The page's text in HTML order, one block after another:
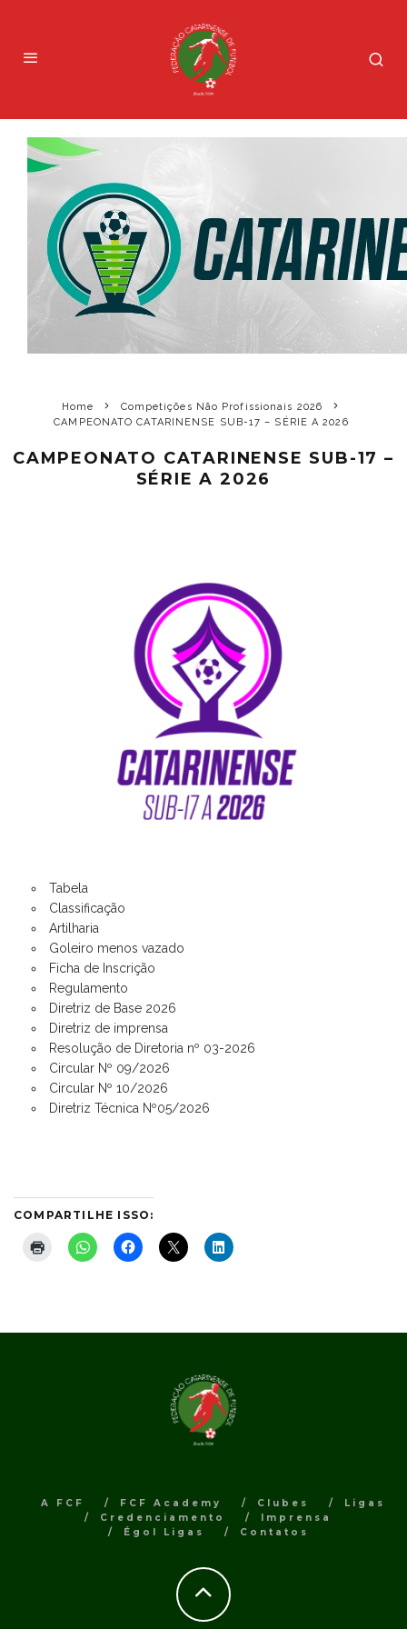
Home
Competições Não Profissionais 2026
CAMPEONATO CATARINENSE SUB-17 – SÉRIE A 2026
CAMPEONATO CATARINENSE SUB-17 –
SÉRIE A 2026
Tabela
Classificação
Artilharia
Goleiro menos vazado
Ficha de Inscrição
Regulamento
Diretriz de Base 2026
Diretriz de imprensa
Resolução de Diretoria nº 03-2026
Circular Nº 09/2026
Circular Nº 10/2026
Diretriz Técnica Nº05/2026
COMPARTILHE ISSO:
A FCF FCF Academy Clubes
Ligas
Credenciamento
Imprensa
Égol Ligas
Contatos